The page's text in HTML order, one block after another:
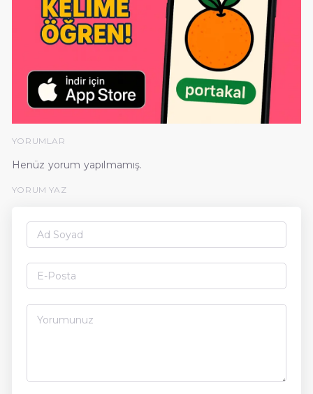
YORUMLAR
Henüz yorum yapılmamış.
YORUM YAZ